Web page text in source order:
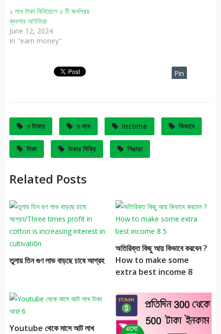
২ লাখ টাকা বিনিয়োগে ৫ টি জনপ্রিয়
ব্যবসার আইডিয়া
June 12, 2024
In "earn money"
Pin
৩ টাকার ৩ লাখ Income কিভাবে
টাকা টাকার বিক্রি শিঙাড়া
Related Posts
তুলায় তিন গুণ লাভ বাড়ছে চাষে আগ্রহ
অতিরিক্ত কিছু আয় কিভাবে করবেন ?
How to make some
extra best income 8
Youtube থেকে মাসে আট লাখ